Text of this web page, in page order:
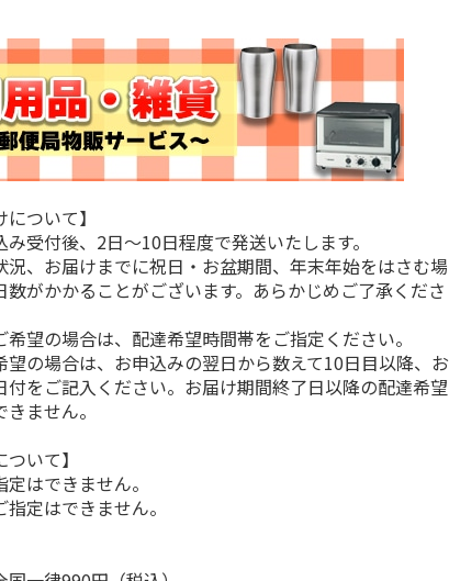
ャース 大
NL 3・
込)
ドジャース 大谷翔
平 日本人最多53試
合連続出塁記念 コ
(送料・税込)
について】
受付後、2日～10日程度で発送いたします。
、お届けまでに祝日・お盆期間、年末年始をはさむ場
数がかかることがございます。あらかじめご了承くださ
望の場合は、配達希望時間帯をご指定ください。
の場合は、お申込みの翌日から数えて10日目以降、お
付をご記入ください。お届け期間終了日以降の配達希望
ません。
ついて】
はできません。
定はできません。